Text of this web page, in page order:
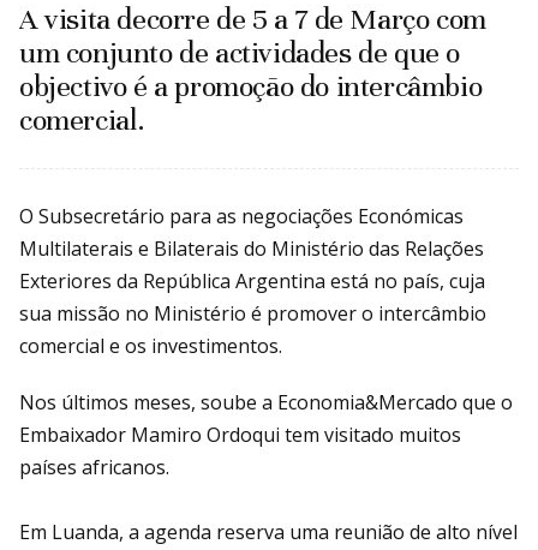
A visita decorre de 5 a 7 de Março com
um conjunto de actividades de que o
objectivo é a promoção do intercâmbio
comercial.
O Subsecretário para as negociações Económicas
Multilaterais e Bilaterais do Ministério das Relações
Exteriores da República Argentina está no país, cuja
sua missão no Ministério é promover o intercâmbio
comercial e os investimentos.
Nos últimos meses, soube a Economia&Mercado que o
Embaixador Mamiro Ordoqui tem visitado muitos
países africanos.
Em Luanda, a agenda reserva uma reunião de alto nível